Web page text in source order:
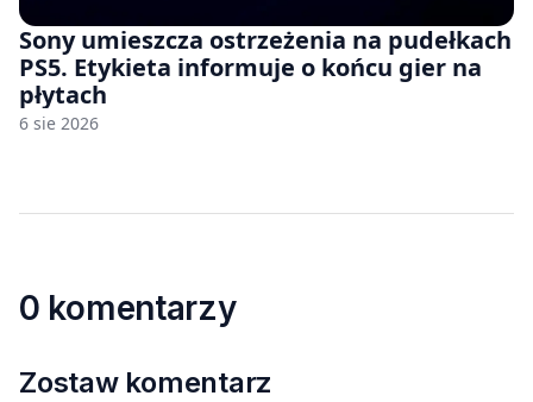
Sony umieszcza ostrzeżenia na pudełkach
PS5. Etykieta informuje o końcu gier na
płytach
6 sie 2026
0 komentarzy
Zostaw komentarz